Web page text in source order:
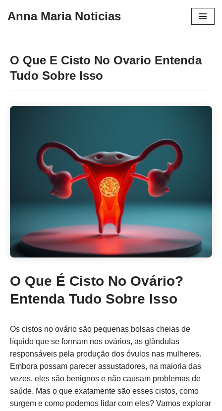
conteúdo
Anna Maria Noticias
O Que E Cisto No Ovario Entenda
Tudo Sobre Isso
O Que É Cisto No Ovário?
Entenda Tudo Sobre Isso
Os cistos no ovário são pequenas bolsas cheias de
líquido que se formam nos ovários, as glândulas
responsáveis pela produção dos óvulos nas mulheres.
Embora possam parecer assustadores, na maioria das
vezes, eles são benignos e não causam problemas de
saúde. Mas o que exatamente são esses cistos, como
surgem e como podemos lidar com eles? Vamos explorar